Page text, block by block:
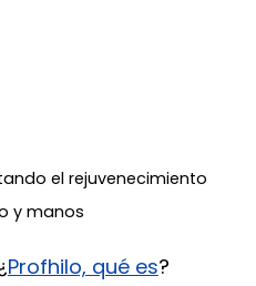
el rejuvenecimiento
y manos
Profhilo, qué es?